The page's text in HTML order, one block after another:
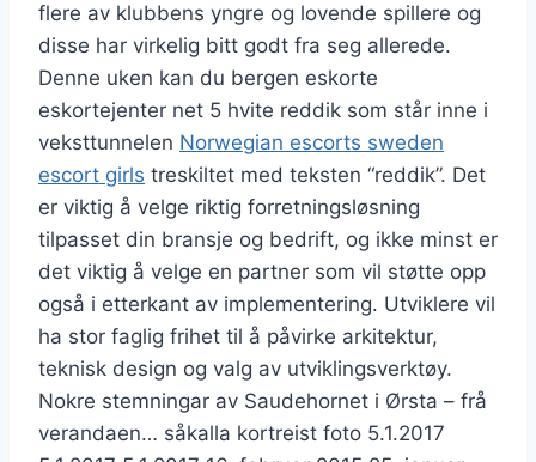
flere av klubbens yngre og lovende spillere og
disse har virkelig bitt godt fra seg allerede.
Denne uken kan du bergen eskorte
eskortejenter net 5 hvite reddik som står inne i
veksttunnelen Norwegian escorts sweden
escort girls treskiltet med teksten “reddik”. Det
er viktig å velge riktig forretningsløsning
tilpasset din bransje og bedrift, og ikke minst er
det viktig å velge en partner som vil støtte opp
også i etterkant av implementering. Utviklere vil
ha stor faglig frihet til å påvirke arkitektur,
teknisk design og valg av utviklingsverktøy.
Nokre stemningar av Saudehornet i Ørsta – frå
verandaen… såkalla kortreist foto 5.1.2017